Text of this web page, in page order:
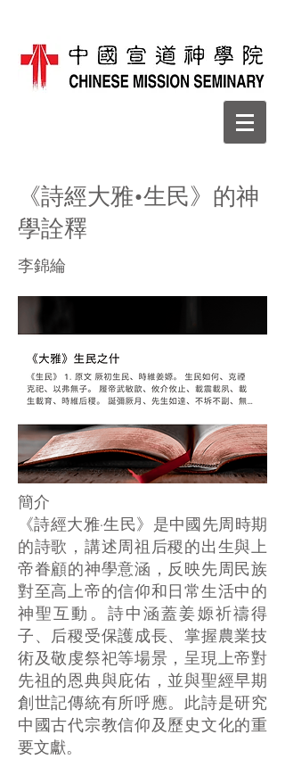
《詩經大雅•生民》的神
學詮釋
李錦綸
簡介
《詩經大雅·生民》是中國先周時期
的詩歌，講述周祖后稷的出生與上
帝眷顧的神學意涵，反映先周民族
對至高上帝的信仰和日常生活中的
神聖互動。詩中涵蓋姜嫄祈禱得
子、后稷受保護成長、掌握農業技
術及敬虔祭祀等場景，呈現上帝對
先祖的恩典與庇佑，並與聖經早期
創世記傳統有所呼應。此詩是研究
中國古代宗教信仰及歷史文化的重
要文獻。